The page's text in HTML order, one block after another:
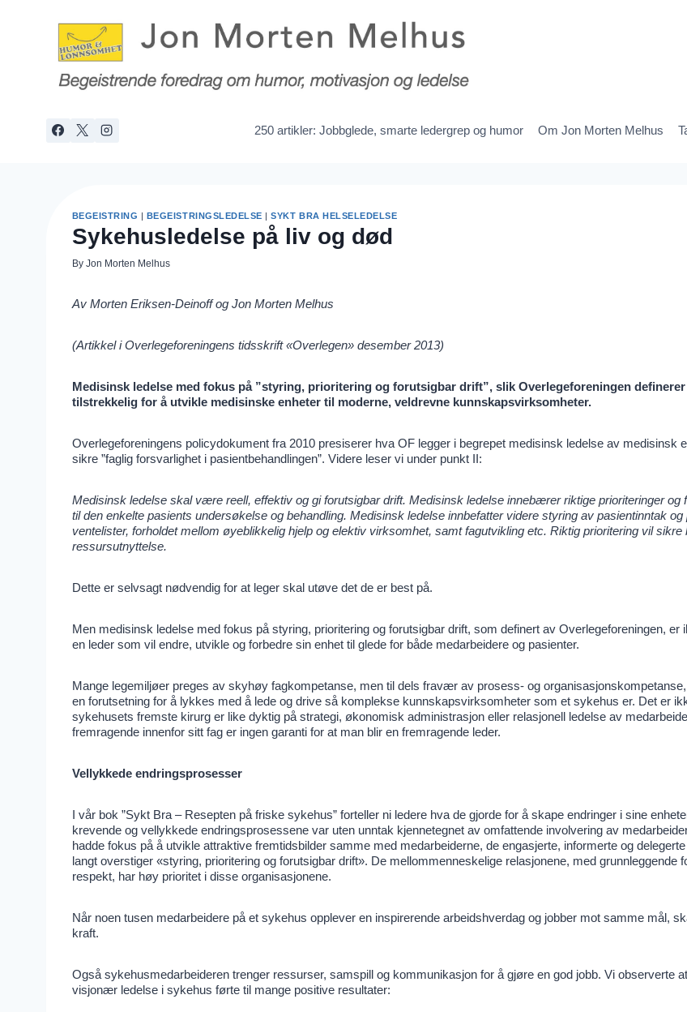
250 artikler: Jobbglede, smarte ledergrep og humor Om Jon Morten Melhus
BEGEISTRING | BEGEISTRINGSLEDELSE |SYKT BRA HELSELEDELSE
Sykehusledelse på liv og død
By Jon Morten Melhus
Av Morten Eriksen-Deinoff og Jon Morten Melhus
(Artikkel i Overlegeforeningens tidsskrift «Overlegen» desember 2013)
Medisinsk ledelse med fokus på ”styring, prioritering og forutsigbar drift”, slik Overlegeforeningen definerer
tilstrekkelig for å utvikle medisinske enheter til moderne, veldrevne kunnskapsvirksomheter.
Overlegeforeningens policydokument fra 2010 presiserer hva OF legger i begrepet medisinsk ledelse av medisinsk
sikre ”faglig forsvarlighet i pasientbehandlingen”. Videre leser vi under punkt II:
Medisinsk ledelse skal være reell, effektiv og gi forutsigbar drift. Medisinsk ledelse innebærer riktige prioriteringer og
til den enkelte pasients undersøkelse og behandling. Medisinsk ledelse innbefatter videre styring av pasientinntak
ventelister, forholdet mellom øyeblikkelig hjelp og elektiv virksomhet, samt fagutvikling etc. Riktig prioritering vil sikre
ressursutnyttelse.
Dette er selvsagt nødvendig for at leger skal utøve det de er best på.
Men medisinsk ledelse med fokus på styring, prioritering og forutsigbar drift, som definert av Overlegeforeningen, er
en leder som vil endre, utvikle og forbedre sin enhet til glede for både medarbeidere og pasienter.
Mange legemiljøer preges av skyhøy fagkompetanse, men til dels fravær av prosess- og
en forutsetning for å lykkes med å lede og drive så komplekse kunnskapsvirksomheter som et sykehus er. Det er
sykehusets fremste kirurg er like dyktig på strategi, økonomisk administrasjon eller relasjonell ledelse av
fremragende innenfor sitt fag er ingen garanti for at man blir en fremragende leder.
Vellykkede endringsprosesser
I vår bok ”Sykt Bra – Resepten på friske sykehus” forteller ni ledere hva de gjorde for å skape endringer i sine
krevende og vellykkede endringsprosessene var uten unntak kjennetegnet av omfattende involvering av
hadde fokus på å utvikle attraktive fremtidsbilder samme med medarbeiderne, de engasjerte, informerte og
langt overstiger «styring, prioritering og forutsigbar drift». De mellommenneskelige relasjonene, med grunnleggende
respekt, har høy prioritet i disse organisasjonene.
Når noen tusen medarbeidere på et sykehus opplever en inspirerende arbeidshverdag og jobber mot samme mål,
kraft.
Også sykehusmedarbeideren trenger ressurser, samspill og kommunikasjon for å gjøre en god jobb. Vi observerte
visjonær ledelse i sykehus førte til mange positive resultater: